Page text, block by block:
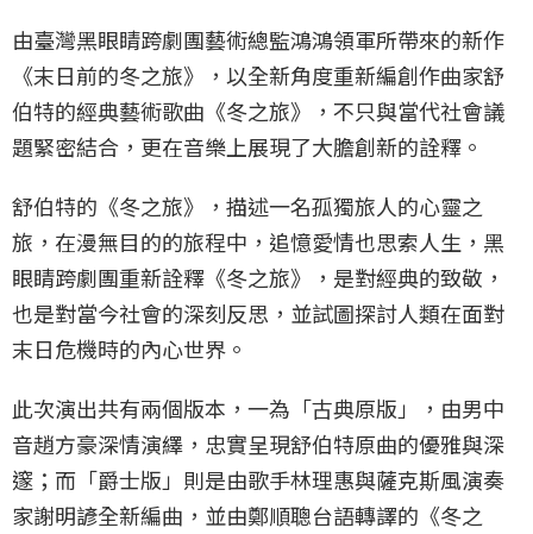
由臺灣黑眼睛跨劇團藝術總監鴻鴻領軍所帶來的新作
《末日前的冬之旅》，以全新角度重新編創作曲家舒
伯特的經典藝術歌曲《冬之旅》，不只與當代社會議
題緊密結合，更在音樂上展現了大膽創新的詮釋。
舒伯特的《冬之旅》，描述一名孤獨旅人的心靈之
旅，在漫無目的的旅程中，追憶愛情也思索人生，黑
眼睛跨劇團重新詮釋《冬之旅》，是對經典的致敬，
也是對當今社會的深刻反思，並試圖探討人類在面對
末日危機時的內心世界。
此次演出共有兩個版本，一為「古典原版」，由男中
音趙方豪深情演繹，忠實呈現舒伯特原曲的優雅與深
邃；而「爵士版」則是由歌手林理惠與薩克斯風演奏
家謝明諺全新編曲，並由鄭順聰台語轉譯的《冬之